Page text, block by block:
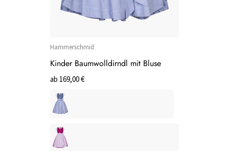
Hammerschmid
Kinder Baumwolldirndl mit Bluse
ab 169,00 €